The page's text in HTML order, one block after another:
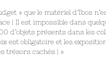
» que le matériel d’Ibos
! Il est impossible dans
d’objets présents dans les
est obligatoire et les
trésors cachés ! »